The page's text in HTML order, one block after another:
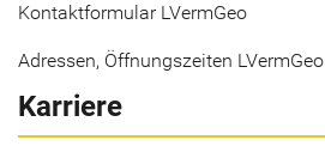
Kontaktformular LVermGeo
Adressen, Öffnungszeiten LVermGeo
Karriere